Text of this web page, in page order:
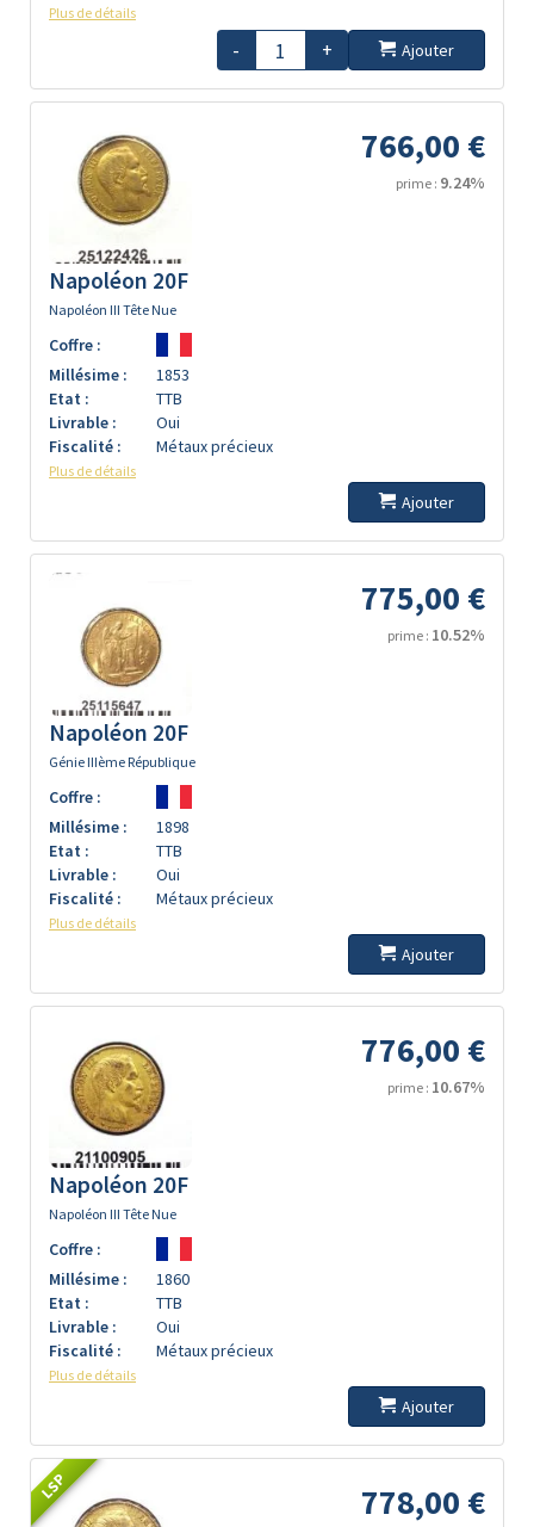
Plus de détails
- + Ajouter
766,00 €
prime : 9.24%
Napoléon 20F
Napoléon III Tête Nue
Coffre :
Millésime :
1853
Etat :
TTB
Livrable :
Oui
Fiscalité :
Métaux précieux
Plus de détails
Ajouter
775,00 €
prime : 10.52%
Napoléon 20F
Génie IIIème République
Coffre :
Millésime :
1898
Etat :
TTB
Livrable :
Oui
Fiscalité :
Métaux précieux
Plus de détails
Ajouter
776,00 €
prime : 10.67%
Napoléon 20F
Napoléon III Tête Nue
Coffre :
Millésime :
1860
Etat :
TTB
Livrable :
Oui
Fiscalité :
Métaux précieux
Plus de détails
Ajouter
LSP 778,00 €